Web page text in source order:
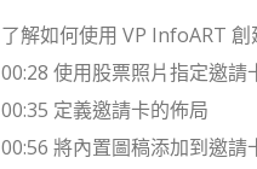
了解如何使用 VP InfoART
00:28 使用股票照片指定邀請
00:35 定義邀請卡的佈局
00:56 將內置圖稿添加到邀請